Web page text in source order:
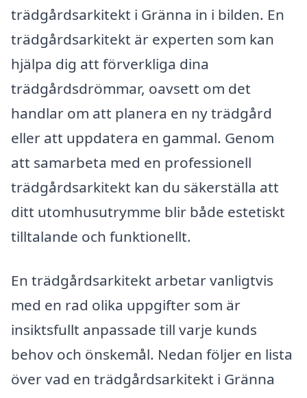
trädgårdsarkitekt i Gränna in i bilden. En
trädgårdsarkitekt är experten som kan
hjälpa dig att förverkliga dina
trädgårdsdrömmar, oavsett om det
handlar om att planera en ny trädgård
eller att uppdatera en gammal. Genom
att samarbeta med en professionell
trädgårdsarkitekt kan du säkerställa att
ditt utomhusutrymme blir både estetiskt
tilltalande och funktionellt.
En trädgårdsarkitekt arbetar vanligtvis
med en rad olika uppgifter som är
insiktsfullt anpassade till varje kunds
behov och önskemål. Nedan följer en lista
över vad en trädgårdsarkitekt i Gränna